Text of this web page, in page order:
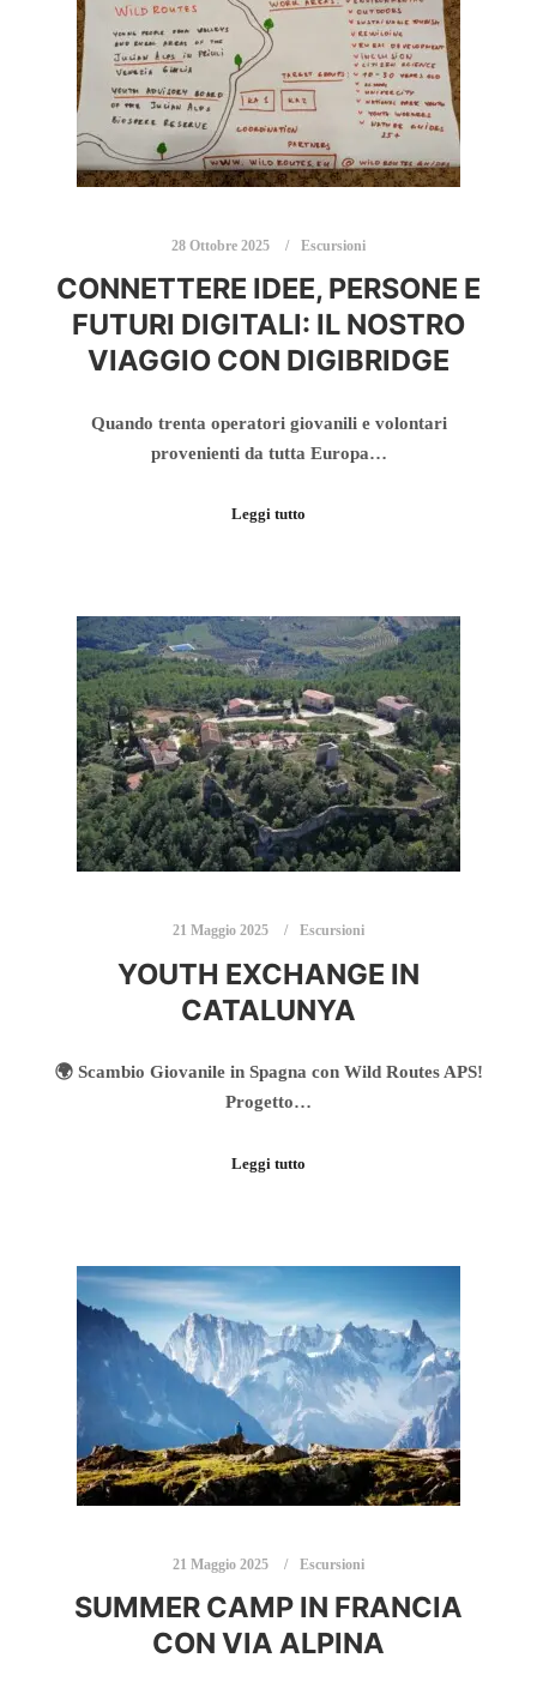
28 Ottobre 2025 Escursioni
CONNETTERE IDEE, PERSONE E
FUTURI DIGITALI: IL NOSTRO
VIAGGIO CON DIGIBRIDGE
Quando trenta operatori giovanili e volontari
provenienti da tutta Europa…
Leggi tutto
21 Maggio 2025 Escursioni
YOUTH EXCHANGE IN
CATALUNYA
🌍 Scambio Giovanile in Spagna con Wild Routes APS!
Progetto…
Leggi tutto
21 Maggio 2025 Escursioni
SUMMER CAMP IN FRANCIA
CON VIA ALPINA